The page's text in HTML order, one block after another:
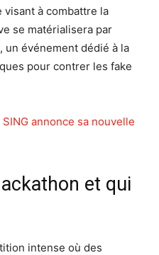
à combattre la
se matérialisera par
un événement dédié à la
pour contrer les fake
annonce sa nouvelle
et qui
intense où des